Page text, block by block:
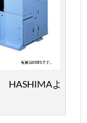
HASHIMAよ